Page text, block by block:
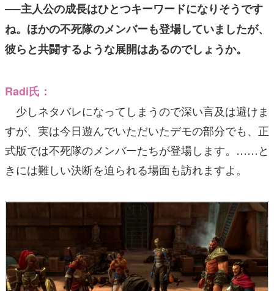
──主人公の成長はひとつキーワードになりそうです
ね。ほかの不死隊のメンバーも登場していましたが、
彼らと共闘するような展開はあるのでしょうか。
Radi氏：
少しネタバレになってしまうので深い言及は避けま
すが、実は今日遊んでいただいたデモの部分でも、正
式版では不死隊のメンバーたちが登場します。……と
きには難しい決断を迫られる場面も訪れますよ。